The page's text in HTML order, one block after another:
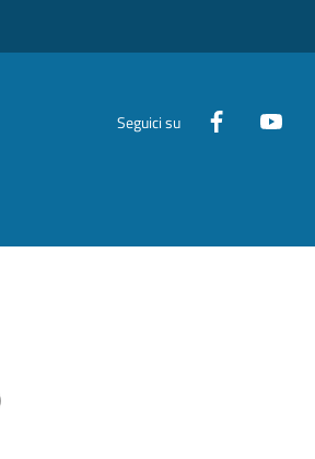
Seguici su